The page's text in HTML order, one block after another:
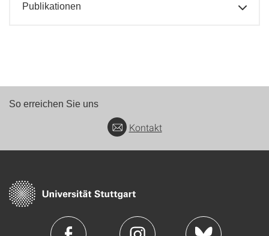
Publikationen
So erreichen Sie uns
Kontakt